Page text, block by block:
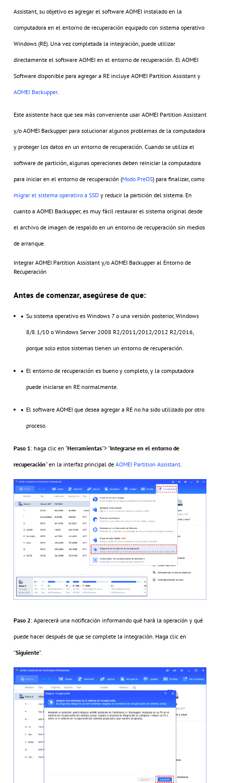
Assistant, su objetivo es agregar el software AOMEI instalado en la
computadora en el entorno de recuperación equipado con sistema operativo
Windows (RE). Una vez completada la integración, puede utilizar
directamente el software AOMEI en el entorno de recuperación. El AOMEI
Software disponible para agregar a RE incluye AOMEI Partition Assistant y
AOMEI Backupper.
Este asistente hace que sea más conveniente usar AOMEI Partition Assistant
y/o AOMEI Backupper para solucionar algunos problemas de la computadora
y proteger los datos en un entorno de recuperación. Cuando se utiliza el
software de partición, algunas operaciones deben reiniciar la computadora
para iniciar en el entorno de recuperación (Modo PreOS) para finalizar, como
migrar el sistema operativo a SSDy reducir la partición del sistema. En
cuanto a AOMEI Backupper, es muy fácil restaurar el sistema original desde
el archivo de imagen de respaldo en un entorno de recuperación sin medios
de arranque.
Integrar AOMEI Partition Assistant y/o AOMEI Backupper al Entorno de
Recuperación
Antes de comenzar, asegúrese de que:
Su sistema operativo es Windows 7 o una versión posterior, Windows
8/8.1/10 o Windows Server 2008 R2/2011/2012/2012 R2/2016,
porque solo estos sistemas tienen un entorno de recuperación.
El entorno de recuperación es bueno y completo, y la computadora
puede iniciarse en RE normalmente.
El software AOMEI que desea agregar a RE no ha sido utilizado por otro
proceso.
Paso 1: haga clic en "Herramientas"> "Integrarse en el entorno de
recuperación" en la interfaz principal de AOMEI Partition Assistant.
Paso 2: Aparecerá una notificación informando qué hará la operación y qué
puede hacer después de que se complete la integración. Haga clic en
“Siguiente”.